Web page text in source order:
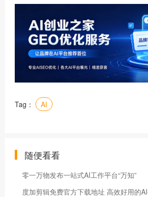
Tag： AI
随便看看
零一万物发布一站式AI工作平台“万知”
度加剪辑免费官方下载地址 高效好用的